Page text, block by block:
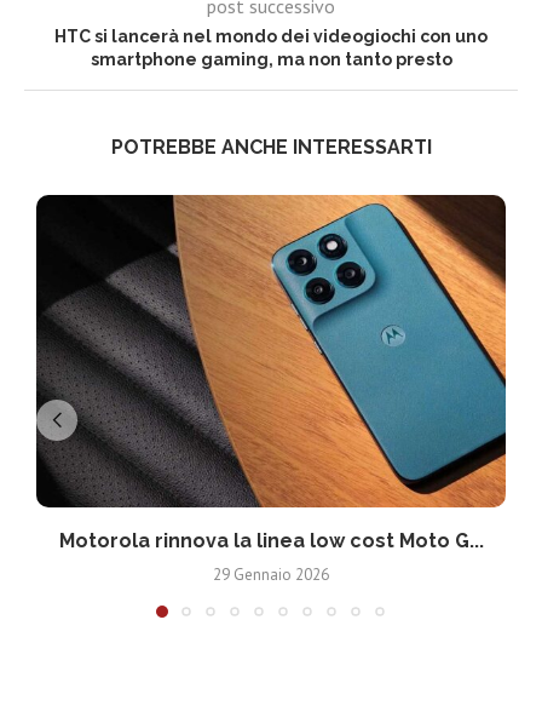
post successivo
HTC si lancerà nel mondo dei videogiochi con uno
smartphone gaming, ma non tanto presto
POTREBBE ANCHE INTERESSARTI
Motorola rinnova la linea low cost Moto G...
29 Gennaio 2026